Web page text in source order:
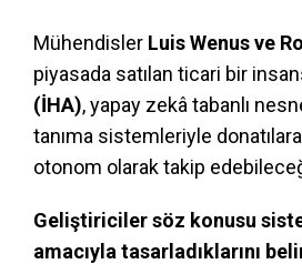
Mühendisler Luis Wenus ve
piyasada satılan ticari bir
(İHA), yapay zekâ tabanlı
tanıma sistemleriyle
otonom olarak takip
Geliştiriciler söz konusu
amacıyla tasarladıklarını